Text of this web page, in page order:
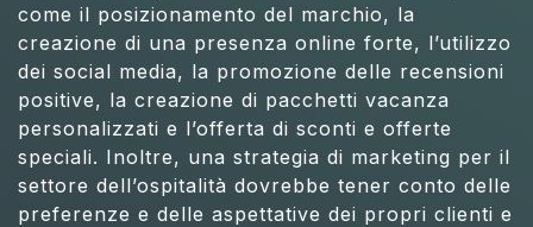
come il posizionamento del marchio, la
creazione di una presenza online forte, l’utilizzo
dei social media, la promozione delle recensioni
positive, la creazione di pacchetti vacanza
personalizzati e l’offerta di sconti e offerte
speciali. Inoltre, una strategia di marketing per il
settore dell’ospitalità dovrebbe tener conto delle
preferenze e delle aspettative dei propri clienti e